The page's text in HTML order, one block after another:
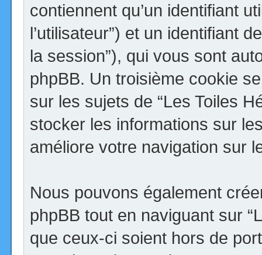
contiennent qu’un identifiant
l’utilisateur”) et un identifiant
la session”), qui vous sont
phpBB. Un troisième cookie
sur les sujets de “Les Toiles
stocker les informations sur
améliore votre navigation sur
Nous pouvons également
phpBB tout en naviguant sur
que ceux-ci soient hors de